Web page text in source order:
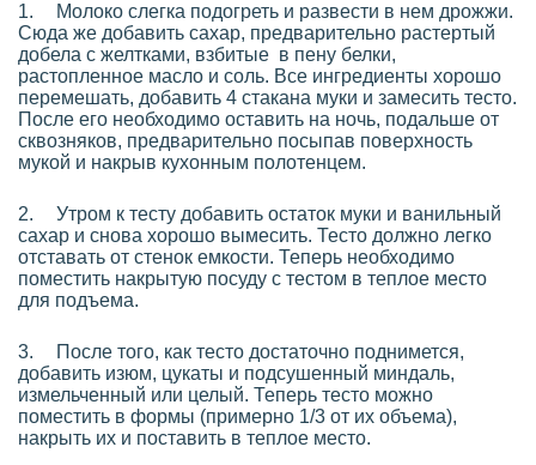
1.
Молоко слегка подогреть и развести в нем дрожжи.
Сюда же добавить сахар, предварительно растертый
добела с желтками, взбитые в пену белки,
растопленное масло и соль. Все ингредиенты хорошо
перемешать, добавить 4 стакана муки и замесить тесто.
После его необходимо оставить на ночь, подальше от
сквозняков, предварительно посыпав поверхность
мукой и накрыв кухонным полотенцем.
2.
Утром к тесту добавить остаток муки и ванильный
сахар и снова хорошо вымесить. Тесто должно легко
отставать от стенок емкости. Теперь необходимо
поместить накрытую посуду с тестом в теплое место
для подъема.
3.
После того, как тесто достаточно поднимется,
добавить изюм, цукаты и подсушенный миндаль,
измельченный или целый. Теперь тесто можно
поместить в формы (примерно 1/3 от их объема),
накрыть их и поставить в теплое место.